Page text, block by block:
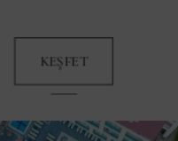
KEŞFET